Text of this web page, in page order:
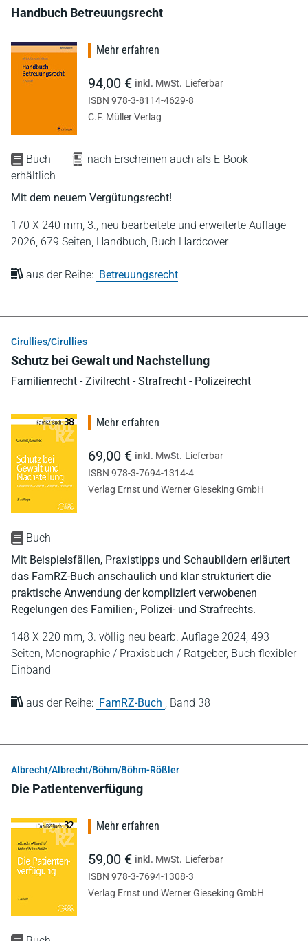
Handbuch Betreuungsrecht
Buch
nach Erscheinen auch als E-Book
erhältlich
Mit dem neuem Vergütungsrecht!
170 X 240 mm, 3., neu bearbeitete und erweiterte Auflage
2026, 679 Seiten, Handbuch, Buch Hardcover
aus der Reihe: Betreuungsrecht
Mehr erfahren
94,00 € inkl. MwSt. Lieferbar
ISBN 978-3-8114-4629-8
C.F. Müller Verlag
Cirullies/Cirullies
Schutz bei Gewalt und Nachstellung
Familienrecht - Zivilrecht - Strafrecht - Polizeirecht
Buch
Mit Beispielsfällen, Praxistipps und Schaubildern erläutert
das FamRZ-Buch anschaulich und klar strukturiert die
praktische Anwendung der kompliziert verwobenen
Regelungen des Familien-, Polizei- und Strafrechts.
148 X 220 mm, 3. völlig neu bearb. Auflage 2024, 493
Seiten, Monographie / Praxisbuch / Ratgeber, Buch flexibler
Einband
aus der Reihe: FamRZ-Buch , Band 38
Mehr erfahren
69,00 € inkl. MwSt. Lieferbar
ISBN 978-3-7694-1314-4
Verlag Ernst und Werner Gieseking GmbH
Albrecht/Albrecht/Böhm/Böhm-Rößler
Die Patientenverfügung
Mehr erfahren
59,00 € inkl. MwSt. Lieferbar
ISBN 978-3-7694-1308-3
Verlag Ernst und Werner Gieseking GmbH